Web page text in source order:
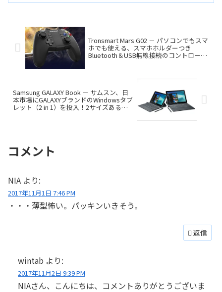
Tronsmart Mars G02 － パソコンでもスマ
ホでも使える、スマホホルダーつき
Bluetooth＆USB無線接続のコントローラ
Samsung GALAXY Book － サムスン、日
本市場にGALAXYブランドのWindowsタブ
レット（2 in 1）を投入！2サイズある
コメント
NIA より:
2017年11月1日 7:46 PM
・・・薄型怖い。パッキンいきそう。
返信
wintab より:
2017年11月2日 9:39 PM
NIAさん、こんにちは、コメントありがとうございま